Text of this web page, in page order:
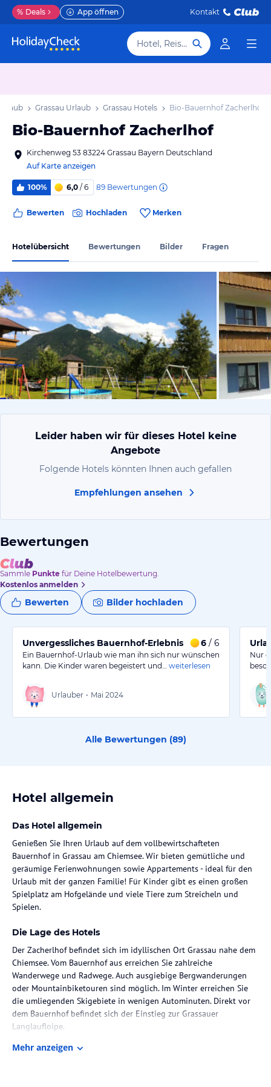
% Deals App öffnen Kontakt
Hotel, Reiseziel
Grassau Urlaub Grassau Hotels Bio-Bauernhof Zacherlhof
Bio-Bauernhof Zacherlhof
Kirchenweg 53 83224 Grassau Bayern Deutschland
Auf Karte anzeigen
100% 6,0 / 6 89 Bewertungen
Bewerten Hochladen Merken
Hotelübersicht Bewertungen Bilder Fragen
von Ralf,
Leider haben wir für dieses Hotel keine
Angebote
Folgende Hotels könnten Ihnen auch gefallen
Empfehlungen ansehen
Bewertungen
Sammle Punkte für Deine Hotelbewertung.
Kostenlos anmelden
Bewerten Bilder hochladen
Unvergessliches Bauernhof-Erlebnis 6 / 6
Ein Bauernhof-Urlaub wie man ihn sich nur wünschen
kann. Die Kinder waren begeistert und…
weiterlesen
Urlauber • Mai 2024
Nur
Alle Bewertungen (89)
Hotel allgemein
Das Hotel allgemein
Genießen Sie Ihren Urlaub auf dem vollbewirtschafteten
Bauernhof in Grassau am Chiemsee. Wir bieten gemütliche und
geräumige Ferienwohnungen sowie Appartements - ideal für den
Urlaub mit der ganzen Familie! Für Kinder gibt es einen großen
Spielplatz am Hofgelände und viele Tiere zum Streicheln und
Spielen.
Die Lage des Hotels
Der Zacherlhof befindet sich im idyllischen Ort Grassau nahe dem
Chiemsee. Vom Bauernhof aus erreichen Sie zahlreiche
Wanderwege und Radwege. Auch ausgiebige Bergwanderungen
oder Mountainbiketouren sind möglich. Im Winter erreichen Sie
die umliegenden Skigebiete in wenigen Autominuten. Direkt vor
dem Bauernhof befindet sich der Einstieg zur Grassauer
Langlaufloipe.
Zimmer / Unterbringung im Hotel
Mehr anzeigen